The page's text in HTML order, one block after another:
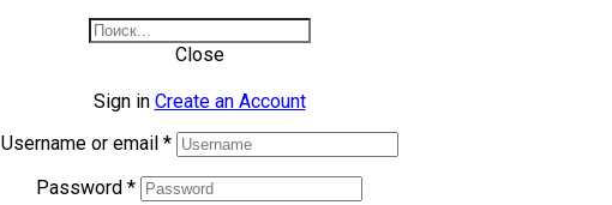
Close
Sign in Create an Account
Username or email *
Password *